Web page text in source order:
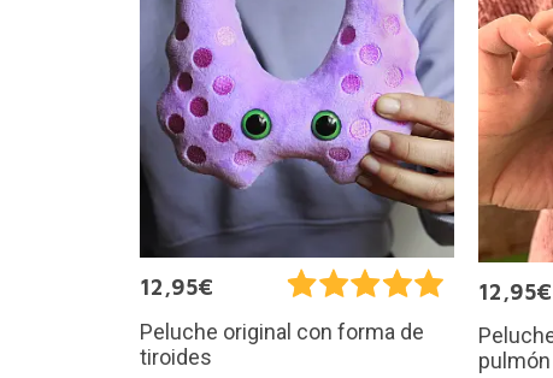
12,95€
Peluche original con forma de
tiroides
12,95€
pulmón